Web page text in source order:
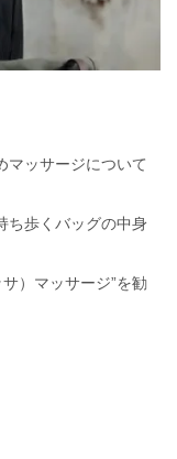
ッサージについて
ち歩くバッグの中身
）マッサージ”を勧